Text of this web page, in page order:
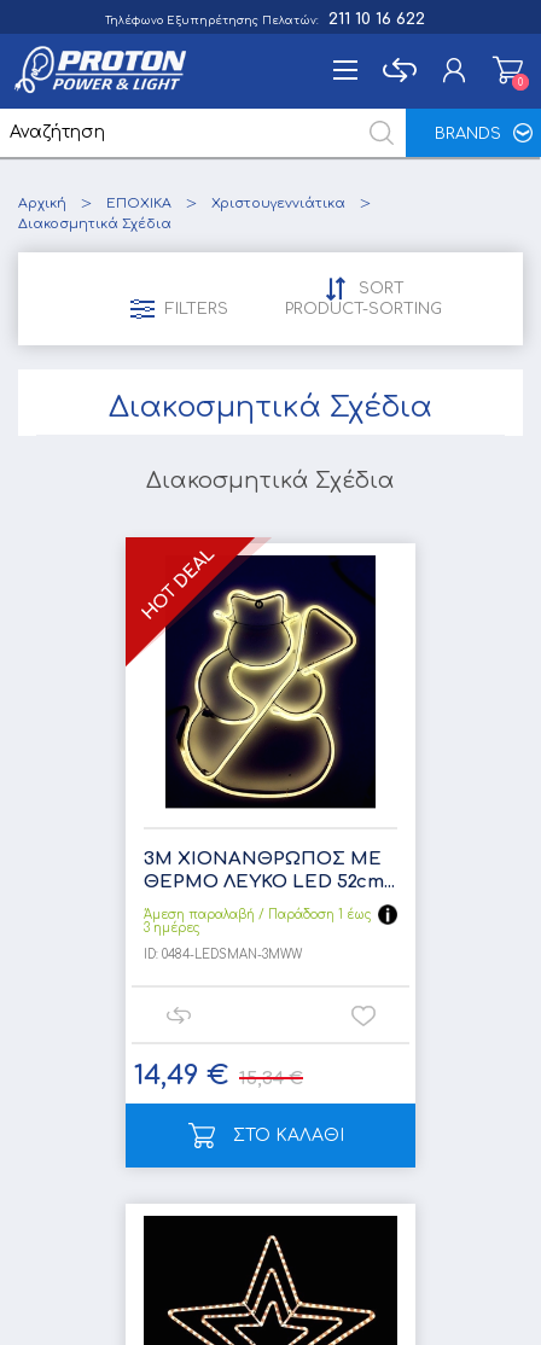
Τηλέφωνο Εξυπηρέτησης Πελατών: 211 10 16 622
BRANDS
Σύνδεση
00
Αρχική ΕΠΟΧΙΚΑ
Χριστουγεννιάτικα
Διακοσμητικά Σχέδια
FILTERS
SORT
PRODUCT-SORTING
Διακοσμητικά Σχέδια
Διακοσμητικά Σχέδια
3Μ ΧΙΟΝΑΝΘΡΩΠΟΣ ΜΕ
ΘΕΡΜΟ ΛΕΥΚΟ LED 52cm...
Άμεση παραλαβή / Παράδoση 1 έως
3 ημέρες
ID: 0484-LEDSMAN-3MWW
14,49 € 15,34 €
ΣΤΟ ΚΑΛΑΘΙ